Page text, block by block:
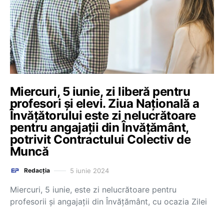
Miercuri, 5 iunie, zi liberă pentru
profesori și elevi. Ziua Națională a
Învățătorului este zi nelucrătoare
pentru angajații din Învățământ,
potrivit Contractului Colectiv de
Muncă
Redacția 5 iunie 2024
Miercuri, 5 iunie, este zi nelucrătoare pentru
profesorii și angajații din Învățământ, cu ocazia Zilei